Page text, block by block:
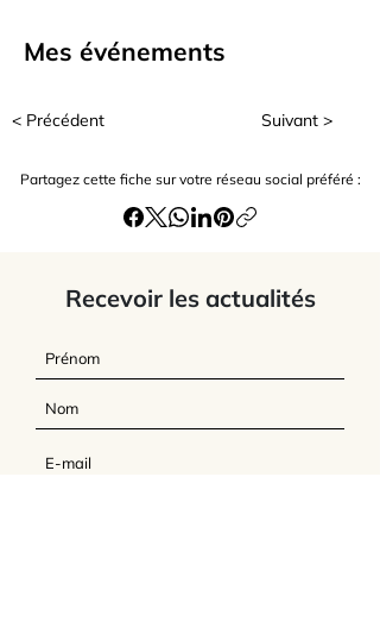
Mes événements
< Précédent Suivant >
Partagez cette fiche sur votre réseau social préféré :
Recevoir les actualités